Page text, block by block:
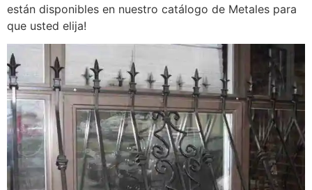
están disponibles en nuestro catálogo de Metales para
que usted elija!